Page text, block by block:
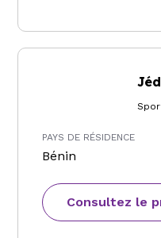
PAYS DE RÉSIDENCE
Bénin
Consultez le